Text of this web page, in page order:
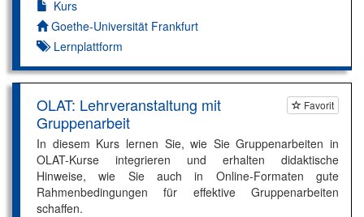
Kurs
Autor*in:
Goethe-Universität Frankfurt
Lernplattform
Favorit
OLAT: Lehrveranstaltung mit
Gruppenarbeit
In diesem Kurs lernen Sie, wie Sie Gruppenarbeiten in
OLAT-Kurse integrieren und erhalten didaktische
Hinweise, wie Sie auch in Online-Formaten gute
Rahmenbedingungen für effektive Gruppenarbeiten
schaffen.